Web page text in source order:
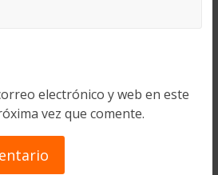
electrónico y web en este
vez que comente.